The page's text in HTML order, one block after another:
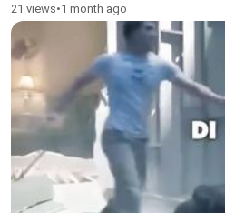
21 views•1 month ago